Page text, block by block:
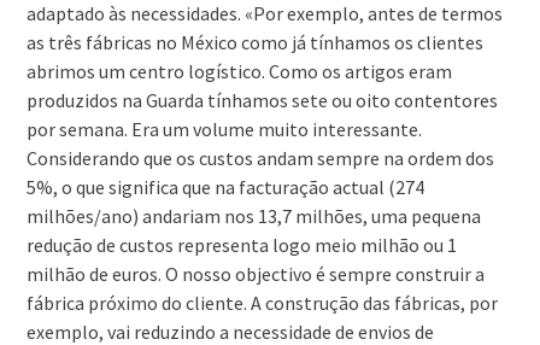
adaptado às necessidades. «Por exemplo, antes de termos
as três fábricas no México como já tínhamos os clientes
abrimos um centro logístico. Como os artigos eram
produzidos na Guarda tínhamos sete ou oito contentores
por semana. Era um volume muito interessante.
Considerando que os custos andam sempre na ordem dos
5%, o que significa que na facturação actual (274
milhões/ano) andariam nos 13,7 milhões, uma pequena
redução de custos representa logo meio milhão ou 1
milhão de euros. O nosso objectivo é sempre construir a
fábrica próximo do cliente. A construção das fábricas, por
exemplo, vai reduzindo a necessidade de envios de